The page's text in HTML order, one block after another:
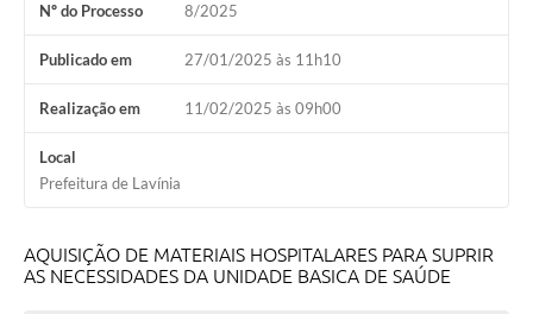
CEMITÉRIO MUNICIPAL
Legislação
Editais
Pesquisa de Satisfação
Nº do Processo 8/2025
Publicado em 27/01/2025 às 11h10
Realização em 11/02/2025 às 09h00
Local
Prefeitura de Lavínia
AQUISIÇÃO DE MATERIAIS HOSPITALARES PARA SUPRIR
AS NECESSIDADES DA UNIDADE BASICA DE SAÚDE